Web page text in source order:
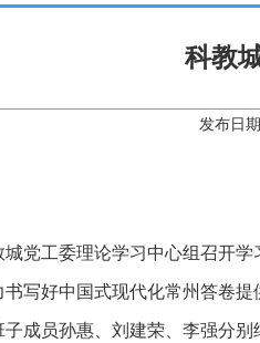
科教
发布日
城党工委理论学习中心组召开
写好中国式现代化常州答卷
成员孙惠、刘建荣、李强分